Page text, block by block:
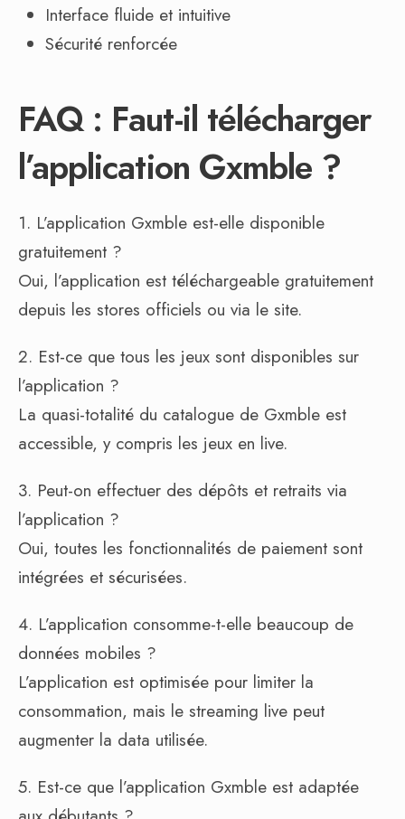
Interface fluide et intuitive
Sécurité renforcée
FAQ : Faut-il télécharger
l’application Gxmble ?
1. L’application Gxmble est-elle disponible
gratuitement ?
Oui, l’application est téléchargeable gratuitement
depuis les stores officiels ou via le site.
2. Est-ce que tous les jeux sont disponibles sur
l’application ?
La quasi-totalité du catalogue de Gxmble est
accessible, y compris les jeux en live.
3. Peut-on effectuer des dépôts et retraits via
l’application ?
Oui, toutes les fonctionnalités de paiement sont
intégrées et sécurisées.
4. L’application consomme-t-elle beaucoup de
données mobiles ?
L’application est optimisée pour limiter la
consommation, mais le streaming live peut
augmenter la data utilisée.
5. Est-ce que l’application Gxmble est adaptée